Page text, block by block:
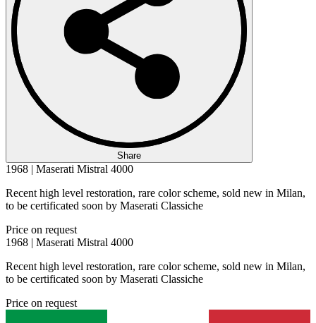
Share
1968 | Maserati Mistral 4000
Recent high level restoration, rare color scheme, sold new in Milan,
to be certificated soon by Maserati Classiche
Price on request
1968 | Maserati Mistral 4000
Recent high level restoration, rare color scheme, sold new in Milan,
to be certificated soon by Maserati Classiche
Price on request